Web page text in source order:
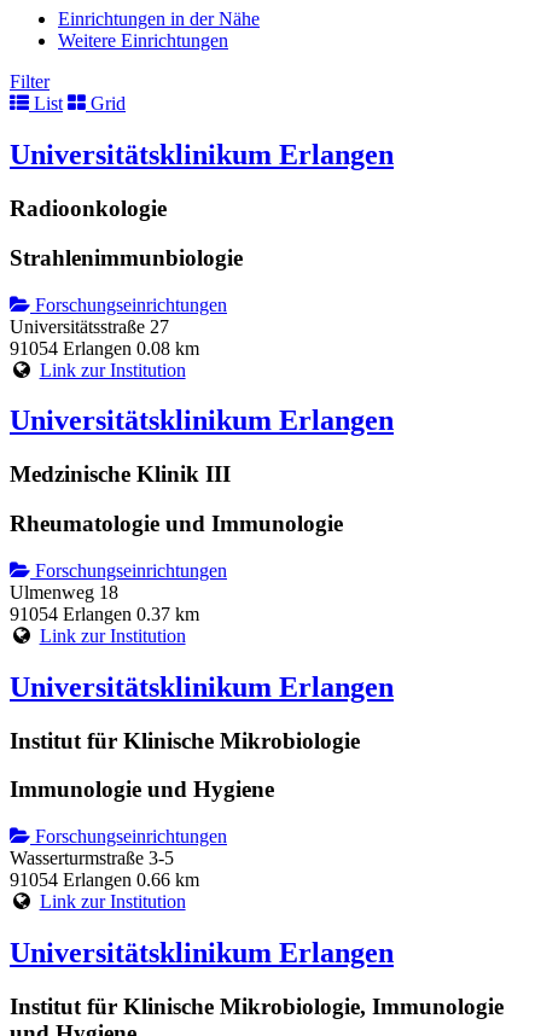
Einrichtungen in der Nähe
Weitere Einrichtungen
Filter
List
Grid
Universitätsklinikum Erlangen
Radioonkologie
Strahlenimmunbiologie
Forschungseinrichtungen
Universitätsstraße 27
91054 Erlangen 0.08 km
Link zur Institution
Universitätsklinikum Erlangen
Medzinische Klinik III
Rheumatologie und Immunologie
Forschungseinrichtungen
Ulmenweg 18
91054 Erlangen 0.37 km
Link zur Institution
Universitätsklinikum Erlangen
Institut für Klinische Mikrobiologie
Immunologie und Hygiene
Forschungseinrichtungen
Wasserturmstraße 3-5
91054 Erlangen 0.66 km
Link zur Institution
Universitätsklinikum Erlangen
Institut für Klinische Mikrobiologie, Immunologie